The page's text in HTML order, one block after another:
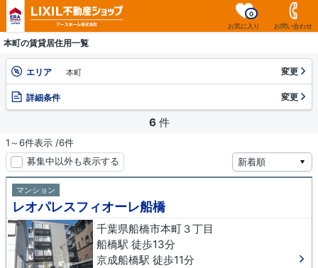
お気に入り
0
お問い合わせ
本町の賃貸居住用一覧
エリア 本町 変更
詳細条件 変更
6 件
1～6件表示 /6件
募集中以外も表示する
マンション
レオパレスフィオーレ船橋
千葉県船橋市本町３丁目
船橋駅 徒歩13分
京成船橋駅 徒歩11分